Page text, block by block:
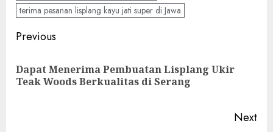
terima pesanan lisplang kayu jati super di Jawa
Previous
Dapat Menerima Pembuatan Lisplang Ukir
Teak Woods Berkualitas di Serang
Next